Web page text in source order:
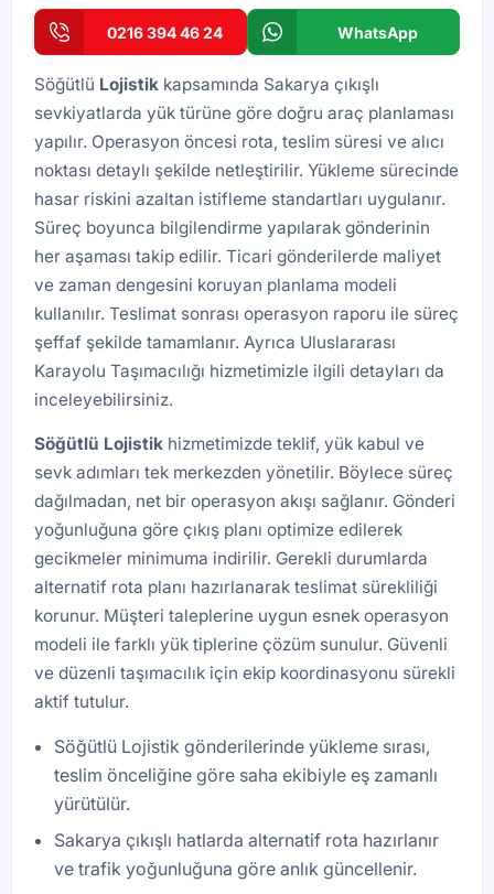
0216 394 46 24 WhatsApp
Söğütlü Lojistik kapsamında Sakarya çıkışlı
sevkiyatlarda yük türüne göre doğru araç planlaması
yapılır. Operasyon öncesi rota, teslim süresi ve alıcı
noktası detaylı şekilde netleştirilir. Yükleme sürecinde
hasar riskini azaltan istifleme standartları uygulanır.
Süreç boyunca bilgilendirme yapılarak gönderinin
her aşaması takip edilir. Ticari gönderilerde maliyet
ve zaman dengesini koruyan planlama modeli
kullanılır. Teslimat sonrası operasyon raporu ile süreç
şeffaf şekilde tamamlanır. Ayrıca Uluslararası
Karayolu Taşımacılığı hizmetimizle ilgili detayları da
inceleyebilirsiniz.
Söğütlü Lojistik hizmetimizde teklif, yük kabul ve
sevk adımları tek merkezden yönetilir. Böylece süreç
dağılmadan, net bir operasyon akışı sağlanır. Gönderi
yoğunluğuna göre çıkış planı optimize edilerek
gecikmeler minimuma indirilir. Gerekli durumlarda
alternatif rota planı hazırlanarak teslimat sürekliliği
korunur. Müşteri taleplerine uygun esnek operasyon
modeli ile farklı yük tiplerine çözüm sunulur. Güvenli
ve düzenli taşımacılık için ekip koordinasyonu sürekli
aktif tutulur.
Söğütlü Lojistik gönderilerinde yükleme sırası,
teslim önceliğine göre saha ekibiyle eş zamanlı
yürütülür.
Sakarya çıkışlı hatlarda alternatif rota hazırlanır
ve trafik yoğunluğuna göre anlık güncellenir.